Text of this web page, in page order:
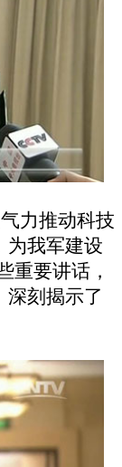
气力推动科技
为我军建设
重要讲话，
深刻揭示了